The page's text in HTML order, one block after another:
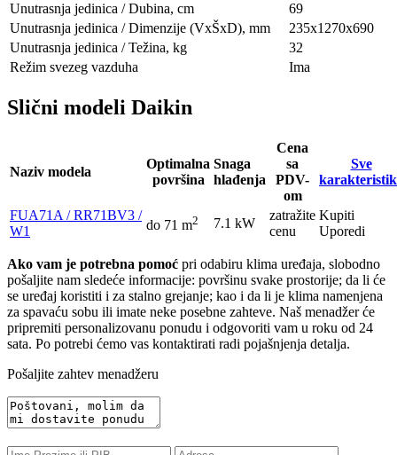
Unutrasnja jedinica / Dubina, сm
69
Unutrasnja jedinica / Dimenzije (VxŠxD), mm
235х1270х690
Unutrasnja jedinica / Težina, kg
32
Režim svezeg vazduha
Ima
Slični modeli Daikin
Naziv modela
Optimalna
površina
Snaga
hlađenja
Cena
sa
PDV-
om
Sve
FUA71A / RR71BV3 /
W1
do 71 m2 7.1 kW
zatražite
cenu
Kupiti
Uporedi
Ako vam je potrebna pomoć pri odabiru klima uređaja, slobodno
pošaljite nam sledeće informacije: površinu svake prostorije; da li će
se uređaj koristiti i za stalno grejanje; kao i da li je klima namenjena
za spavaću sobu ili imate neke posebne zahteve. Naš menadžer će
pripremiti personalizovanu ponudu i odgovoriti vam u roku od 24
sata. Po potrebi ćemo vas kontaktirati radi pojašnjenja detalja.
Pošaljite zahtev menadžeru